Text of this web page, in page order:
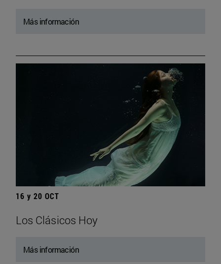
Más información
16 y 20 OCT
Los Clásicos Hoy
Más información